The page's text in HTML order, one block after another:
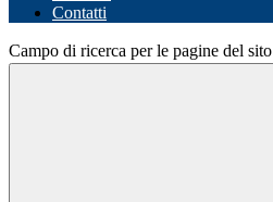
Contatti
Campo di ricerca per le pagine del sito